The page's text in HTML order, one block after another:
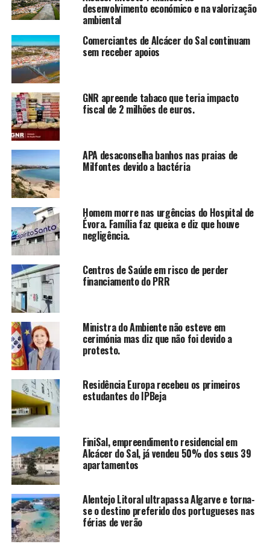
desenvolvimento económico e na valorização
ambiental
Comerciantes de Alcácer do Sal continuam
sem receber apoios
GNR apreende tabaco que teria impacto
fiscal de 2 milhões de euros.
APA desaconselha banhos nas praias de
Milfontes devido a bactéria
Homem morre nas urgências do Hospital de
Évora. Família faz queixa e diz que houve
negligência.
Centros de Saúde em risco de perder
financiamento do PRR
Ministra do Ambiente não esteve em
cerimónia mas diz que não foi devido a
protesto.
Residência Europa recebeu os primeiros
estudantes do IPBeja
FiniSal, empreendimento residencial em
Alcácer do Sal, já vendeu 50% dos seus 39
apartamentos
Alentejo Litoral ultrapassa Algarve e torna-
se o destino preferido dos portugueses nas
férias de verão